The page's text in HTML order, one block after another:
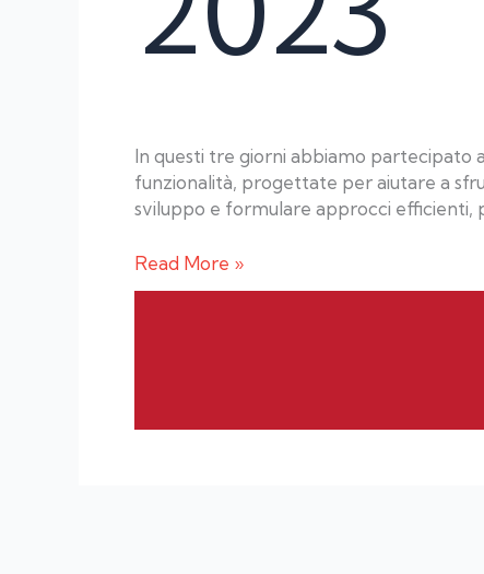
In questi tre giorni abbiamo partecipato
funzionalità, progettate per aiutare a
sviluppo e formulare approcci efficienti,
Read More »